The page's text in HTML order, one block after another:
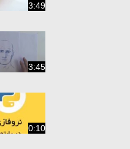
3:49
3:45
0:10